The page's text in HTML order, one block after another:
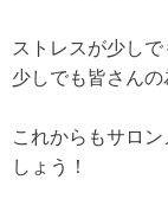
ストレスが少し
少しでも皆さんの
これからもサロ
しょう！